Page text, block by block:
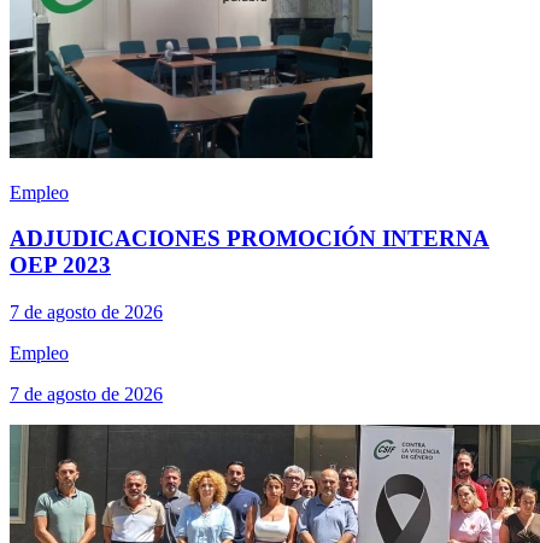
Empleo
ADJUDICACIONES PROMOCIÓN INTERNA
OEP 2023
7 de agosto de 2026
Empleo
7 de agosto de 2026